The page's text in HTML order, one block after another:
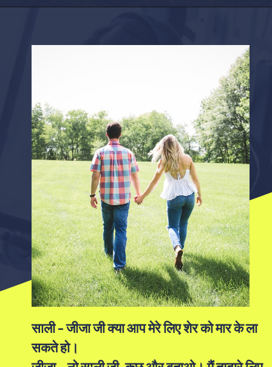
साली - जीजा जी क्या आप मेरे लिए शेर को मार के ला
सकते हो।